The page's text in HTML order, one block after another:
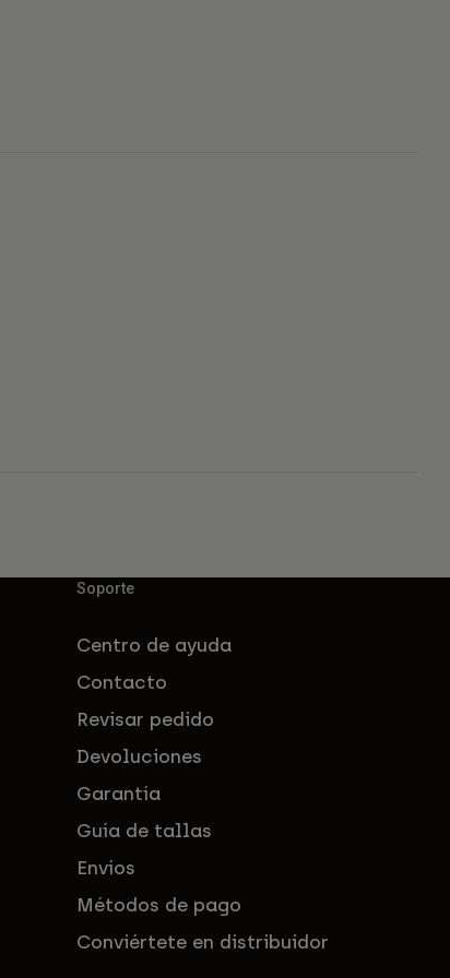
Soporte
Centro de ayuda
Contacto
Revisar pedido
Devoluciones
Garantía
Guía de tallas
Envíos
Métodos de pago
Conviértete en distribuidor